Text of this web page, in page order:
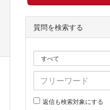
質問を検索する
返信も検索対象にする